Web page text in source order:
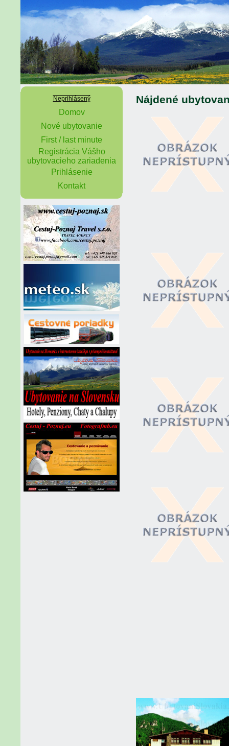
Neprihlásený
Domov
Nové ubytovanie
First / last minute
Registrácia Vášho
ubytovacieho zariadenia
Prihlásenie
Kontakt
Nájdené